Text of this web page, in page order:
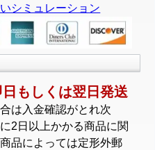
シミュレーション
日もしくは翌日発送
は入金確認がとれ次
2日以上かかる商品に関
品によっては定形外郵